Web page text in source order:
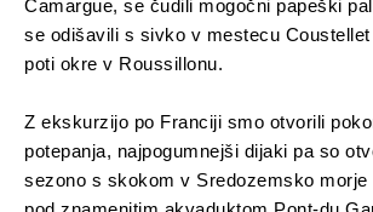
Camargue, se čudili mogočni papeški
se odišavili s sivko v mestecu
poti okre v Roussillonu.
Z ekskurzijo po Franciji smo otvorili
potepanja, najpogumnejši dijaki pa so
sezono s skokom v Sredozemsko morje